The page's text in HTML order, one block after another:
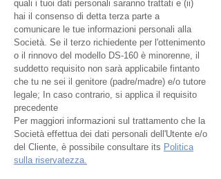
quali i tuoi dati personali saranno trattati e (ii)
hai il consenso di detta terza parte a
comunicare le tue informazioni personali alla
Società. Se il terzo richiedente per l'ottenimento
o il rinnovo del modello DS-160 è minorenne, il
suddetto requisito non sarà applicabile fintanto
che tu ne sei il genitore (padre/madre) e/o tutore
legale; In caso contrario, si applica il requisito
precedente
Per maggiori informazioni sul trattamento che la
Società effettua dei dati personali dell'Utente e/o
del Cliente, è possibile consultare its Politica
sulla riservatezza.